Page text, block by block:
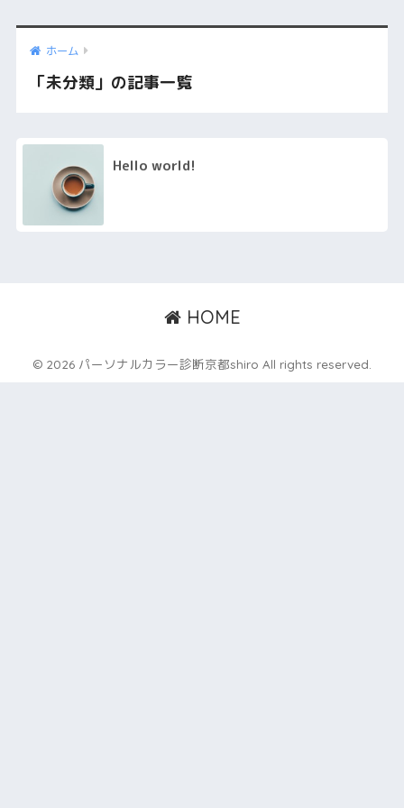
ホーム
「未分類」の記事一覧
Hello world!
HOME
© 2026 パーソナルカラー診断京都shiro All rights reserved.